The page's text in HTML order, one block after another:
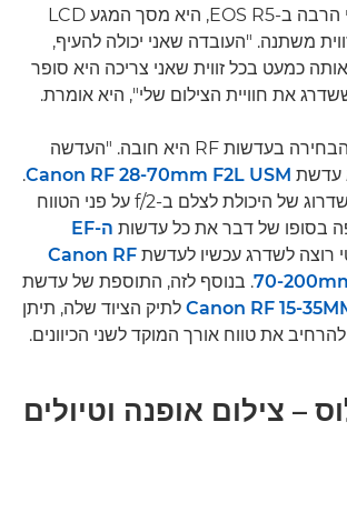
משתמשת בה הכי הרבה ב-EOS R5, היא מסך המגע LCD
עם זווית משתנה. "העובדה שאני יכולה להעיף,
כמעט בכל זווית שאני צריכה היא סופר
את חוויית הצילום שלי", היא אומרת.
היא גם חושבת שהבחירה בעדשות RF היא חובה. "העדשה
עדשת Canon RF 28-70mm F2L USM
.
הצמצם הקבוע והשדרוג של היכולת לצלם ב-f/2 על פני הטווח
בסופו של דבר את כל עדשות
ה-EF
רוצה לשדרג עכשיו לעדשת Canon RF
70-. בנוסף לזה, התוספת של עדשת
Canon RF 15- לתיק הציוד שלה, תיתן
את טווח אורך המוקד לשני הכיוונים.
– צילום אופנה וטיולים